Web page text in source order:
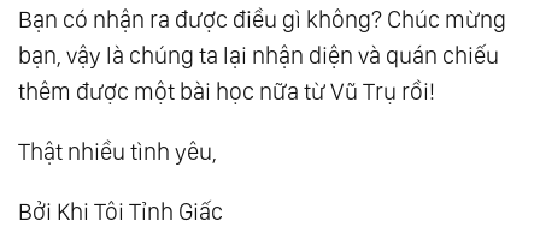
Bạn có nhận ra được điều gì không? Chúc mừng
bạn, vậy là chúng ta lại nhận diện và quán chiếu
thêm được một bài học nữa từ Vũ Trụ rồi!
Thật nhiều tình yêu,
Bởi Khi Tôi Tỉnh Giấc